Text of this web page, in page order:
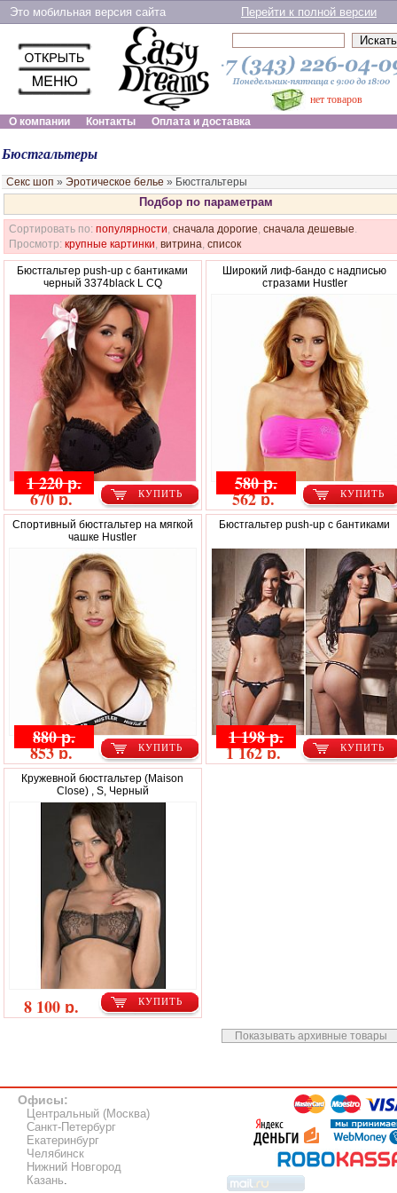
Это мобильная версия сайта Перейти к полной версии
нет товаров
О компании
Контакты Оплата и доставка
Бюстгальтеры
Секс шоп » Эротическое белье » Бюстгальтеры
Подбор по параметрам
Сортировать по: популярности, сначала дорогие, сначала дешевые.
Просмотр: крупные картинки, витрина, список
Бюстгальтер push-up с бантиками
черный 3374black L CQ
КУПИТЬ
1 220 р.
670 р.
Широкий лиф-бандо с надписью
стразами Hustler
КУПИТЬ
580 р.
562 р.
Спортивный бюстгальтер на мягкой
чашке Hustler
КУПИТЬ
880 р.
853 р.
Бюстгальтер push-up с бантиками
КУПИТЬ
1 198 р.
1 162 р.
Кружевной бюстгальтер (Maison
Close) , S, Черный
КУПИТЬ
8 100 р.
Показывать архивные товары
Офисы:
Центральный (Москва)
Санкт-Петербург
Екатеринбург
Челябинск
Нижний Новгород
Казань.